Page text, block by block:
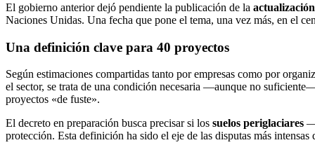
El gobierno anterior dejó pendiente la publicación de la
Naciones Unidas. Una fecha que pone el tema, una vez más, en el
Una definición clave para 40 proyectos
Según estimaciones compartidas tanto por empresas como por
el sector, se trata de una condición necesaria —aunque no
proyectos «de fuste».
El decreto en preparación busca precisar si los suelos periglaciares
protección. Esta definición ha sido el eje de las disputas más